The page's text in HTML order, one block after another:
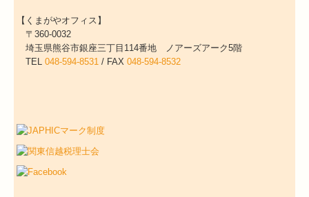
【くまがやオフィス】
〒360-0032
埼玉県熊谷市銀座三丁目114番地 ノアーズアーク5階
TEL048-594-8531 / FAX048-594-8532